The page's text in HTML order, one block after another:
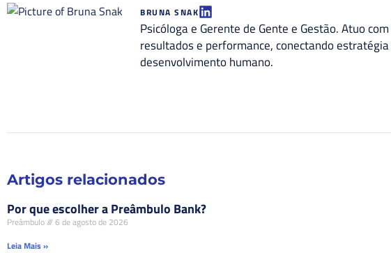
BRUNA SNAK
Psicóloga e Gerente de Gente e Gestão. Atuo
resultados e performance, conectando
desenvolvimento humano.
Artigos relacionados
Por que escolher a Preâmbulo Bank?
Preâmbulo
6 de agosto de 2026
Leia Mais »